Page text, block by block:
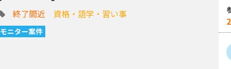
終了間近 資格・語学・習い事
モニター案件